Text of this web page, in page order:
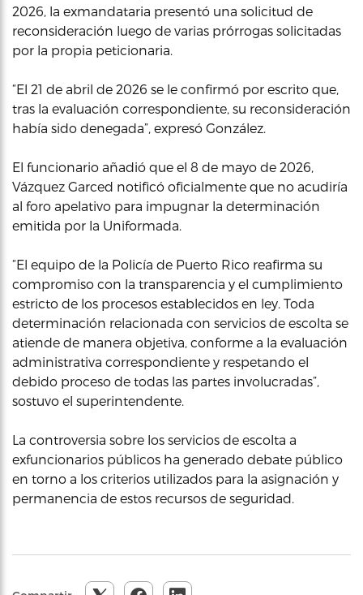
2026, la exmandataria presentó una solicitud de
reconsideración luego de varias prórrogas solicitadas
por la propia peticionaria.
“El 21 de abril de 2026 se le confirmó por escrito que,
tras la evaluación correspondiente, su reconsideración
había sido denegada”, expresó González.
El funcionario añadió que el 8 de mayo de 2026,
Vázquez Garced notificó oficialmente que no acudiría
al foro apelativo para impugnar la determinación
emitida por la Uniformada.
“El equipo de la Policía de Puerto Rico reafirma su
compromiso con la transparencia y el cumplimiento
estricto de los procesos establecidos en ley. Toda
determinación relacionada con servicios de escolta se
atiende de manera objetiva, conforme a la evaluación
administrativa correspondiente y respetando el
debido proceso de todas las partes involucradas”,
sostuvo el superintendente.
La controversia sobre los servicios de escolta a
exfuncionarios públicos ha generado debate público
en torno a los criterios utilizados para la asignación y
permanencia de estos recursos de seguridad.